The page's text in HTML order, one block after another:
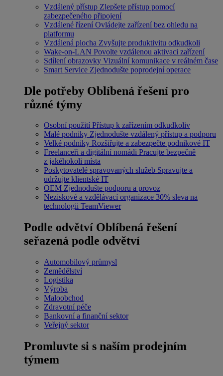
Vzdálený přístup Zlepšete přístup pomocí
zabezpečeného připojení
Vzdálené řízení Ovládejte zařízení bez ohledu na
platformu
Vzdálená plocha Zvyšujte produktivitu odkudkoli
Wake-on-LAN Povolte vzdálenou aktivaci zařízení
Sdílení obrazovky Vizuální komunikace v reálném čase
Smart Service Zjednodušte poprodejní operace
Dle potřeby Oblíbená řešení pro
různé týmy
Osobní použití Přístup k zařízením odkudkoliv
Malé podniky Zjednodušte vzdálený přístup a podporu
Velké podniky Rozšiřujte a zabezpečte podnikové IT
Freelanceři a digitální nomádi Pracujte bezpečně
z jakéhokoli místa
Poskytovatelé spravovaných služeb Spravujte a
udržujte klientské IT
OEM Zjednodušte podporu a provoz
Neziskové a vzdělávací organizace 30% sleva na
technologii TeamViewer
Podle odvětví Oblíbená řešení
seřazená podle odvětví
Automobilový průmysl
Zemědělství
Logistika
Výroba
Maloobchod
Zdravotní péče
Bankovní a finanční sektor
Veřejný sektor
Promluvte si s naším prodejním
týmem